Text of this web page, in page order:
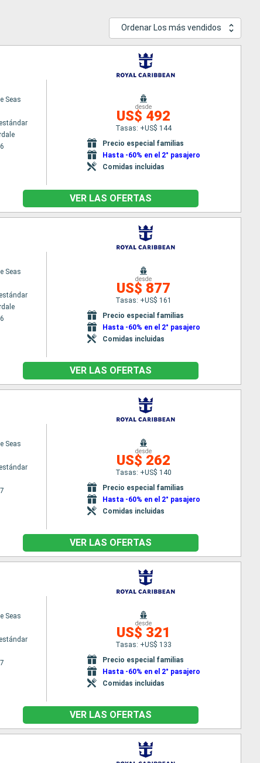
Ordenar Los más vendidos
Seas
desde
US$ 492
Tasas: +US$ 144
Precio especial familias
Hasta -60% en el 2° pasajero
Comidas incluidas
VER LAS OFERTAS
Seas
desde
US$ 877
Tasas: +US$ 161
Precio especial familias
Hasta -60% en el 2° pasajero
Comidas incluidas
VER LAS OFERTAS
Seas
desde
US$ 262
Tasas: +US$ 140
Precio especial familias
Hasta -60% en el 2° pasajero
Comidas incluidas
VER LAS OFERTAS
Seas
desde
US$ 321
Tasas: +US$ 133
Precio especial familias
Hasta -60% en el 2° pasajero
Comidas incluidas
VER LAS OFERTAS